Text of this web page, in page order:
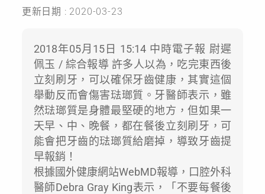
更新日期 : 2020-03-23
2018年05月15日 15:14 中時電子報 尉遲
佩玉 / 綜合報導 許多人以為，吃完東西後
立刻刷牙，可以確保牙齒健康，其實這個
舉動反而會傷害琺瑯質。牙醫師表示，雖
然琺瑯質是身體最堅硬的地方，但如果一
天早、中、晚餐，都在餐後立刻刷牙，可
能會把牙齒的琺瑯質給磨掉，導致牙齒提
早報銷！
根據國外健康網站WebMD報導，口腔外科
醫師Debra Gray King表示，「不要每餐後